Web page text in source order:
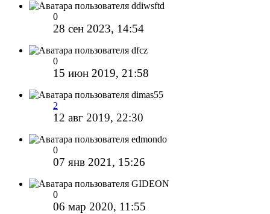
ddiwsftd
0
28 сен 2023, 14:54
dfcz
0
15 июн 2019, 21:58
dimas55
2
12 авг 2019, 22:30
edmondo
0
07 янв 2021, 15:26
GIDEON
0
06 мар 2020, 11:55